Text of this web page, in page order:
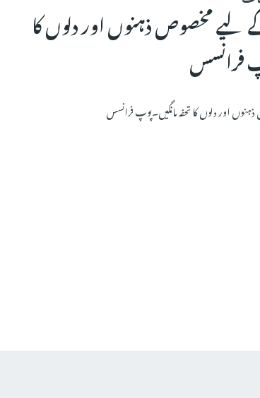
مخصوص ذہنوں اور دلوں کا
فرانسس
اور دلوں کا تحفہ مانگیں۔پوپ فرانسس